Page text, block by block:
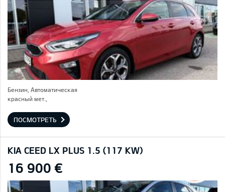
Бензин, Автоматическая
красный мет.,
ПОСМОТРЕТЬ
KIA CEED LX PLUS 1.5 (117 KW)
16 900 €